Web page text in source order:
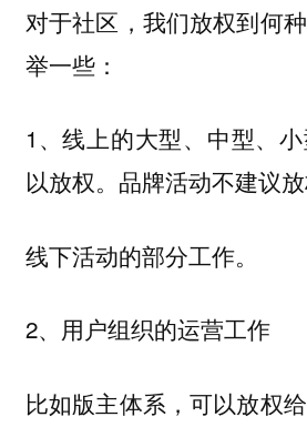
对于社区，我们放权到何
举一些：
1、线上的大型、中型、
以放权。品牌活动不建议放
线下活动的部分工作。
2、用户组织的运营工作
比如版主体系，可以放权